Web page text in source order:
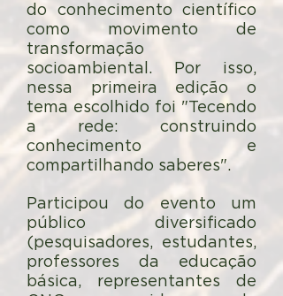
do conhecimento científico
como movimento de
transformação
socioambiental. Por isso,
nessa primeira edição o
tema escolhido foi "Tecendo
a rede: construindo
conhecimento e
compartilhando saberes".
Participou do evento um
público diversificado
(pesquisadores, estudantes,
professores da educação
básica, representantes de